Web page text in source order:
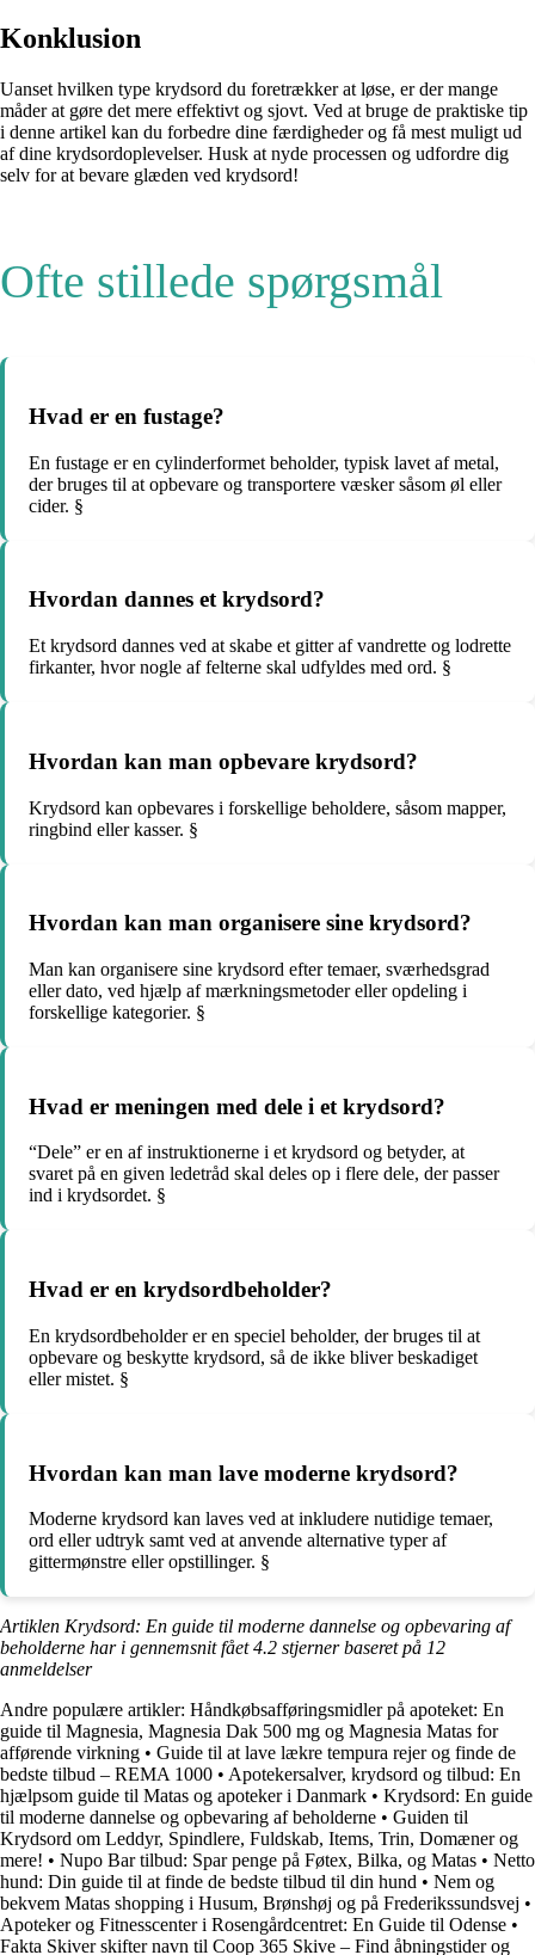
Konklusion
Uanset hvilken type krydsord du foretrækker at løse, er der mange
måder at gøre det mere effektivt og sjovt. Ved at bruge de praktiske tip
i denne artikel kan du forbedre dine færdigheder og få mest muligt ud
af dine krydsordoplevelser. Husk at nyde processen og udfordre dig
selv for at bevare glæden ved krydsord!
Ofte stillede spørgsmål
Hvad er en fustage?
En fustage er en cylinderformet beholder, typisk lavet af metal,
der bruges til at opbevare og transportere væsker såsom øl eller
cider. §
Hvordan dannes et krydsord?
Et krydsord dannes ved at skabe et gitter af vandrette og lodrette
firkanter, hvor nogle af felterne skal udfyldes med ord. §
Hvordan kan man opbevare krydsord?
Krydsord kan opbevares i forskellige beholdere, såsom mapper,
ringbind eller kasser. §
Hvordan kan man organisere sine krydsord?
Man kan organisere sine krydsord efter temaer, sværhedsgrad
eller dato, ved hjælp af mærkningsmetoder eller opdeling i
forskellige kategorier. §
Hvad er meningen med dele i et krydsord?
“Dele” er en af instruktionerne i et krydsord og betyder, at
svaret på en given ledetråd skal deles op i flere dele, der passer
ind i krydsordet. §
Hvad er en krydsordbeholder?
En krydsordbeholder er en speciel beholder, der bruges til at
opbevare og beskytte krydsord, så de ikke bliver beskadiget
eller mistet. §
Hvordan kan man lave moderne krydsord?
Moderne krydsord kan laves ved at inkludere nutidige temaer,
ord eller udtryk samt ved at anvende alternative typer af
gittermønstre eller opstillinger. §
Artiklen Krydsord: En guide til moderne dannelse og opbevaring af
beholderne har i gennemsnit fået4.2 stjerner baseret på 12
anmeldelser
Andre populære artikler: Håndkøbsafføringsmidler på apoteket: En
guide til Magnesia, Magnesia Dak 500 mg og Magnesia Matas for
afførende virkning • Guide til at lave lækre tempura rejer og finde de
bedste tilbud – REMA 1000 • Apotekersalver, krydsord og tilbud: En
hjælpsom guide til Matas og apoteker i Danmark • Krydsord: En guide
til moderne dannelse og opbevaring af beholderne • Guiden til
Krydsord om Leddyr, Spindlere, Fuldskab, Items, Trin, Domæner og
mere! • Nupo Bar tilbud: Spar penge på Føtex, Bilka, og Matas • Netto
hund: Din guide til at finde de bedste tilbud til din hund • Nem og
bekvem Matas shopping i Husum, Brønshøj og på Frederikssundsvej •
Apoteker og Fitnesscenter i Rosengårdcentret: En Guide til Odense •
Fakta Skiver skifter navn til Coop 365 Skive – Find åbningstider og